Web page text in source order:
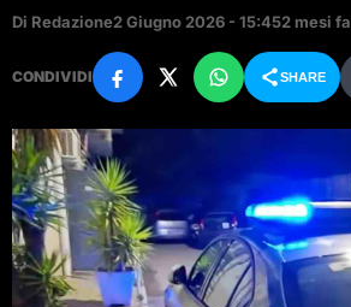
Di Redazione2 Giugno 2026 - 15:452 mesi fa
CONDIVIDI SHARE